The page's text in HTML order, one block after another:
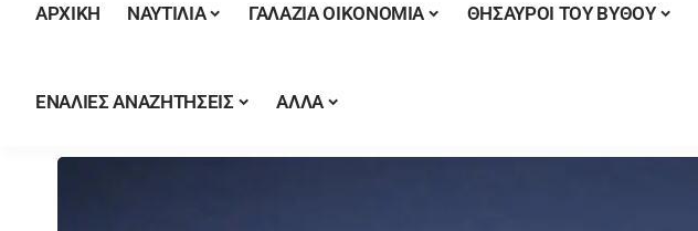
ΑΡΧΙΚΗ ΝΑΥΤΙΛΙΑ ΓΑΛΑΖΙΑ ΟΙΚΟΝΟΜΙΑ ΘΗΣΑΥΡΟΙ ΤΟΥ ΒΥΘΟΥ
ΕΝΑΛΙΕΣ ΑΝΑΖΗΤΗΣΕΙΣ ΑΛΛΑ